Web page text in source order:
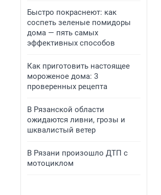
Быстро покраснеют: как
соспеть зеленые помидоры
дома — пять самых
эффективных способов
Как приготовить настоящее
мороженое дома: 3
проверенных рецепта
В Рязанской области
ожидаются ливни, грозы и
шквалистый ветер
В Рязани произошло ДТП с
мотоциклом